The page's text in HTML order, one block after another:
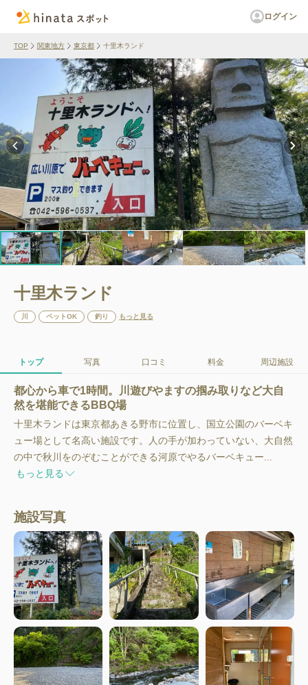
ログイン
TOP 関東地方 東京都 十里木ランド
十里木ランド
ペットOK 釣り もっと見る
トップ 写真 口コミ 料金 周辺施設
都心から車で1時間。川遊びやますの掴み取りなど大自
然を堪能できるBBQ場
十里木ランドは東京都あきる野市に位置し、国立公園のバーベキ
ュー場として名高い施設です。人の手が加わっていない、大自然
の中で秋川をのぞむことができる河原でやるバーベキュー...
もっと見る
施設写真